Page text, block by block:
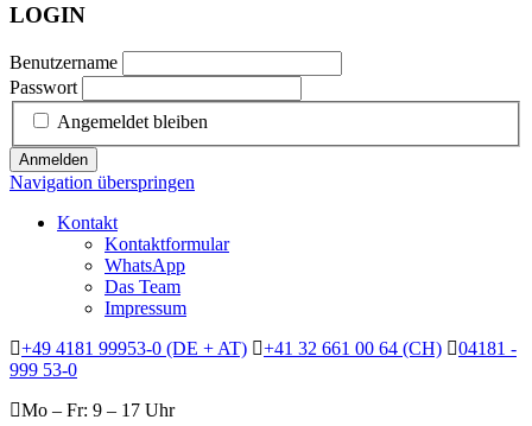
LOGIN
Benutzername
Passwort
Angemeldet bleiben
Anmelden
Navigation überspringen
Kontakt
Kontaktformular
WhatsApp
Das Team
Impressum
+49 4181 99953-0 (DE + AT)
+41 32 661 00 64 (CH)
04181 -
999 53-0
Mo – Fr: 9 – 17 Uhr